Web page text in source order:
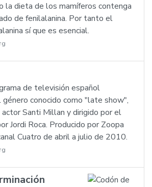
la dieta de los mamíferos contenga
de fenilalanina. Por tanto el
sí que es esencial.
de televisión español
conocido como "late show",
Santi Millan y dirigido por el
Jordi Roca. Producido por Zoopa
Cuatro de abril a julio de 2010.